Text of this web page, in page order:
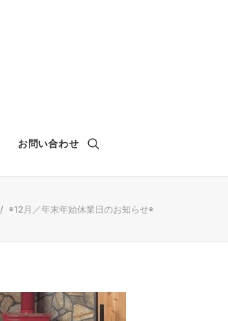
お問い合わせ
◉12月／年末年始休業日のお知らせ◉